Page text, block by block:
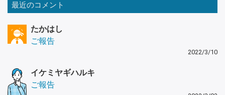
最近のコメント
たかはし
ご報告
2022/3/10
イケミヤギハルキ
ご報告